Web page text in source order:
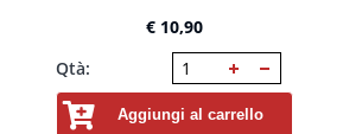
€ 10,90
Qtà:
Aggiungi al carrello